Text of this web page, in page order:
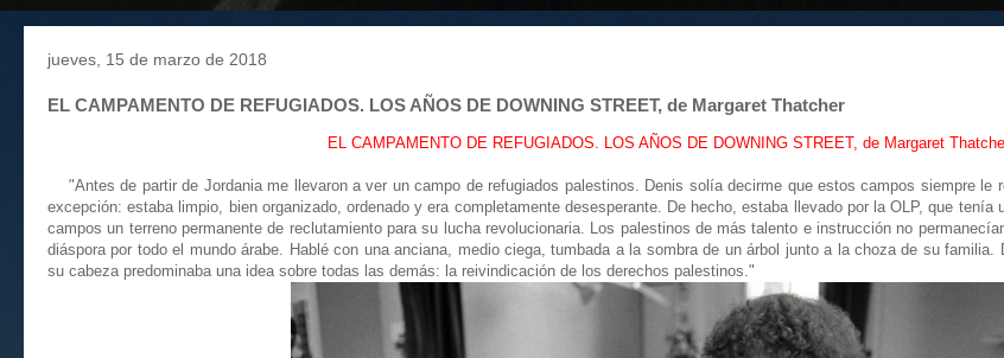
jueves, 15 de marzo de 2018
EL CAMPAMENTO DE REFUGIADOS. LOS AÑOS DE DOWNING STREET, de Margaret Thatcher
EL CAMPAMENTO DE REFUGIADOS. LOS AÑOS DE DOWNING STREET, de Margaret
"Antes de partir de Jordania me llevaron a ver un campo de refugiados palestinos. Denis solía decirme que estos campos siempre le
excepción: estaba limpio, bien organizado, ordenado y era completamente desesperante. De hecho, estaba llevado por la OLP, que tenía
campos un terreno permanente de reclutamiento para su lucha revolucionaria. Los palestinos de más talento e instrucción no
diáspora por todo el mundo árabe. Hablé con una anciana, medio ciega, tumbada a la sombra de un árbol junto a la choza de su
su cabeza predominaba una idea sobre todas las demás: la reivindicación de los derechos palestinos."